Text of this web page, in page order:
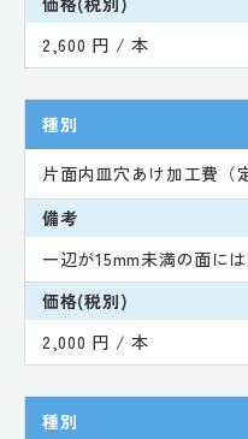
2,600 円 / 本
種別
片面内皿穴あけ加工費（
備考
一辺が15mm未満の面に
価格(税別)
2,000 円 / 本
種別